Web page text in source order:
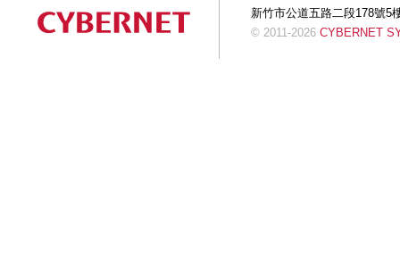
新竹市公道五路二段178號5
© 2011-2026 CYBERNET